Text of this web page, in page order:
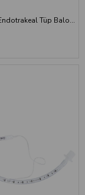
Bıçakcılar - Endotrakeal Tüp Balonlu (Kaflı) -3,0 mm